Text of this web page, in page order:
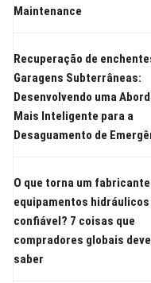
Maintenance
Recuperação de
Garagens Subterrâneas:
Desenvolvendo uma
Mais Inteligente para a
Desaguamento de
O que torna um fabricante
equipamentos hidráulicos
confiável? 7 coisas que
compradores globais
saber